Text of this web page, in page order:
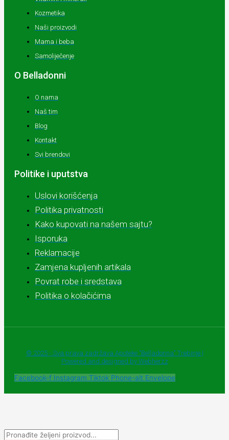
Kozmetika
Naši proizvodi
Mama i beba
Samoliječenje
O Belladonni
O nama
Naš tim
Blog
Kontakt
Svi brendovi
Politike i uputstva
Uslovi korišćenja
Politika privatnosti
Kako kupovati na našem sajtu?
Isporuka
Reklamacije
Zamjena kupljenih artikala
Povrat robe i sredstava
Politika o kolačićima
© 2025 - Sva prava zadržava Apoteke "Belladonna" Trebinje |
Powered and designed by Webherzz
Facebook-f Instagram Tiktok Phone-alt Envelope